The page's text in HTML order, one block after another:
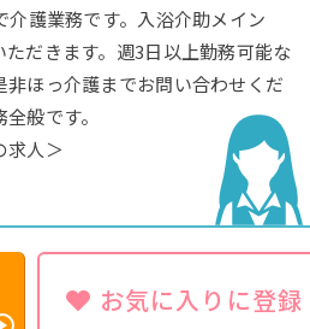
護業務です。入浴介助メイン
だきます。週3日以上勤務可能な
ほっ介護までお問い合わせくだ
般です。
人＞
お気に入りに登録